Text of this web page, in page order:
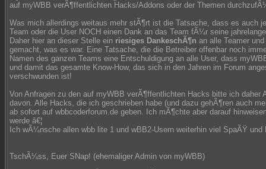
auf myWBB verÃ¶ffentlichten Hacks/Addons oder der Themen
Was mich allerdings weitaus mehr stÃ¶rt ist die Tatsache, dass es auch
Team oder die User NOCH einen Dank an das Team fÃ¼r seine
Daher hier an dieser Stelle ein riesiges DankeschÃ¶n an alle Teamer
gemacht, was es war. Eine Tatsache, die die Betreiber offenbar noch
Namen des ganzen Teams eine Entschuldigung an alle User, dass
und damit das gesamte Know-How, das sich in den Jahren im Forum
verschwunden ist!
Von Anfragen zu den auf myWBB verÃ¶ffentlichten Hacks bitte ich daher
davon. Alle Hacks, die ich geschrieben habe (und dazu gehÃ¶ren auch
ab sofort auf wbbcoderforum.de geben. Ich mÃ¶chte aber darauf
werde â€¦
Ich wÃ¼nsche allen wbb lite 1 und wBB2-Usern weiterhin viel SpaÃŸ und
TschÃ¼ss, Euer SNap! (ehemaliger Admin von myWBB)